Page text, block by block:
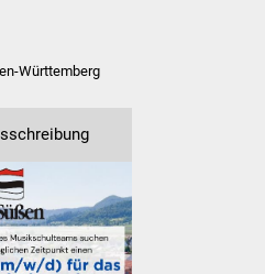
Wohnimmobilien +
Baugrundstücke
Württemberg